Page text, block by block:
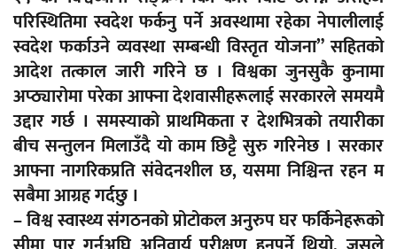
परिस्थितिमा स्वदेश फर्कनु पर्ने अवस्थामा रहेका नेपालीलाई
स्वदेश फर्काउने व्यवस्था सम्बन्धी विस्तृत योजना” सहितको
आदेश तत्काल जारी गरिने छ । विश्वका जुनसुकै कुनामा
अप्ठ्यारोमा परेका आफ्ना देशवासीहरूलाई सरकारले समयमै
उद्दार गर्छ । समस्याको प्राथमिकता र देशभित्रको तयारीका
बीच सन्तुलन मिलाउँदै यो काम छिट्टै सुरु गरिनेछ । सरकार
आफ्ना नागरिकप्रति संवेदनशील छ, यसमा निश्चिन्त रहन म
सबैमा आग्रह गर्दछु ।
– विश्व स्वास्थ्य संगठनको प्रोटोकल अनुरुप घर फर्किनेहरूको